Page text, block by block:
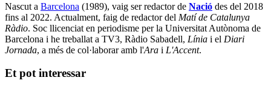
Nascut a Barcelona (1989), vaig ser redactor de Nació des del 2018
fins al 2022. Actualment, faig de redactor del Matí de Catalunya
Ràdio. Soc llicenciat en periodisme per la Universitat Autònoma de
Barcelona i he treballat a TV3, Ràdio Sabadell, Línia i el Diari
Jornada, a més de col·laborar amb l'Ara i L'Accent.
Et pot interessar